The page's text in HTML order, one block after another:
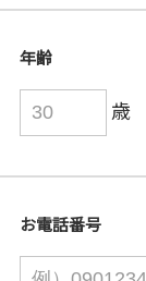
年齢
歳
お電話番号